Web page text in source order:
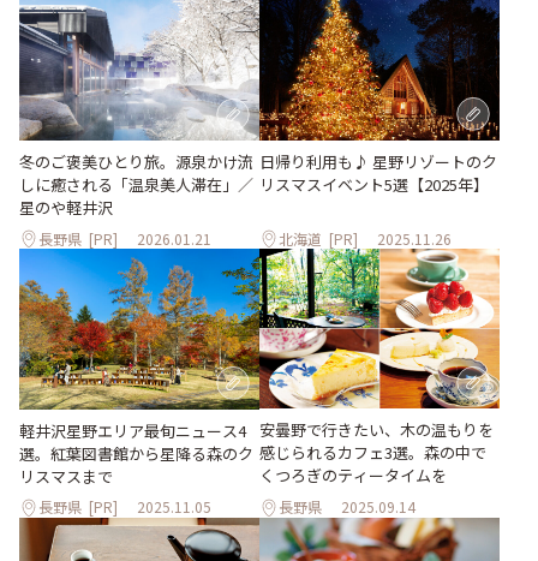
冬のご褒美ひとり旅。源泉かけ流
しに癒される「温泉美人滞在」／
星のや軽井沢
長野県 [PR] 2026.01.21
日帰り利用も♪ 星野リゾートのク
リスマスイベント5選【2025年】
北海道 [PR] 2025.11.26
軽井沢星野エリア最旬ニュース4
選。紅葉図書館から星降る森のク
リスマスまで
長野県 [PR] 2025.11.05
安曇野で行きたい、木の温もりを
感じられるカフェ3選。森の中で
くつろぎのティータイムを
長野県 2025.09.14